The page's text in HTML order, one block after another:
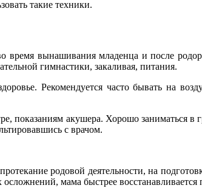
такие техники.
вынашивания младенца и после
гимнастики, закаливая, питания.
Рекомендуется часто бывать на
показаниям акушера. Хорошо заниматься
с врачом.
родовой деятельности, на
мама быстрее восстанавливается